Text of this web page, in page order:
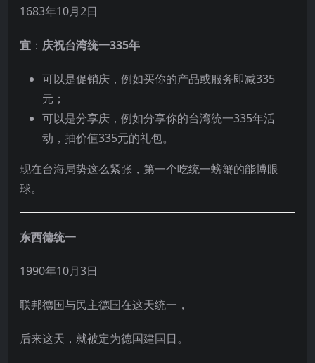
1683年10月2日
宜 ： 庆祝台湾统一335年
可以是促销庆，例如买你的产品或服务即减335
元；
可以是分享庆，例如分享你的台湾统一335年活
动，抽价值335元的礼包。
现在台海局势这么紧张，第一个吃统一螃蟹的能博眼
球。
东西德统一
1990年10月3日
联邦德国与民主德国在这天统一，
后来这天，就被定为德国建国日。